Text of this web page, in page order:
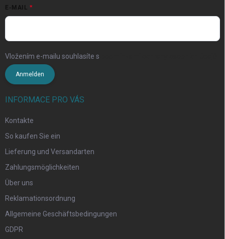
E-MAIL
Vložením e-mailu souhlasíte s
Anmelden
INFORMACE PRO VÁS
Kontakte
So kaufen Sie ein
Lieferung und Versandarten
Zahlungsmöglichkeiten
Über uns
Reklamationsordnung
Allgemeine Geschäftsbedingungen
GDPR